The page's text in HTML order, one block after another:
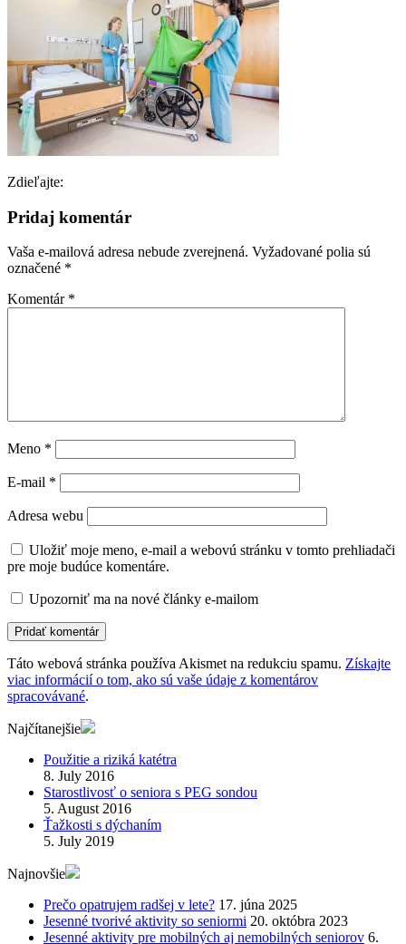
Zdieľajte:
Pridaj komentár
Vaša e-mailová adresa nebude zverejnená. Vyžadované polia sú
označené *
Komentár *
Meno *
E-mail *
Adresa webu
Uložiť moje meno, e-mail a webovú stránku v tomto prehliadači
pre moje budúce komentáre.
Upozorniť ma na nové články e-mailom
Táto webová stránka používa Akismet na redukciu spamu. Získajte
viac informácií o tom, ako sú vaše údaje z komentárov
spracovávané.
Najčítanejšie
Použitie a riziká katétra
8. July 2016
Starostlivosť o seniora s PEG sondou
5. August 2016
Ťažkosti s dýchaním
5. July 2019
Najnovšie
Prečo opatrujem radšej v lete? 17. júna 2025
Jesenné tvorivé aktivity so seniormi 20. októbra 2023
Jesenné aktivity pre mobilných aj nemobilných seniorov 6.